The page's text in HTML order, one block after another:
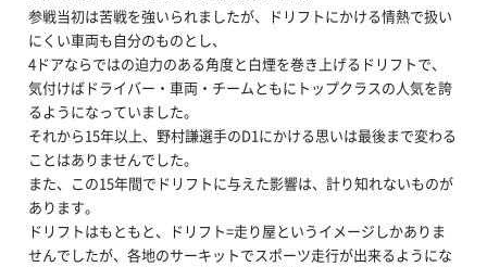
参戦当初は苦戦を強いられましたが、ドリフトにかける情熱で扱い
にくい車両も自分のものとし、
4ドアならではの迫力のある角度と白煙を巻き上げるドリフトで、
気付けばドライバー・車両・チームともにトップクラスの人気を誇
るようになっていました。
それから15年以上、野村謙選手のD1にかける思いは最後まで変わる
ことはありませんでした。
また、この15年間でドリフトに与えた影響は、計り知れないものが
あります。
ドリフトはもともと、ドリフト=走り屋というイメージしかありま
せんでしたが、各地のサーキットでスポーツ走行が出来るようにな